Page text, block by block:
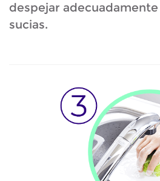
despejar adecuadamente
sucias.